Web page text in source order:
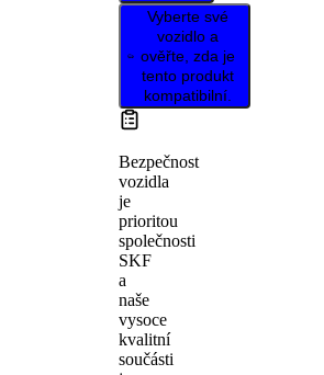
Vyberte své
vozidlo a
ověřte, zda je
tento produkt
kompatibilní.
Bezpečnost
vozidla
je
prioritou
společnosti
SKF
a
naše
vysoce
kvalitní
součásti